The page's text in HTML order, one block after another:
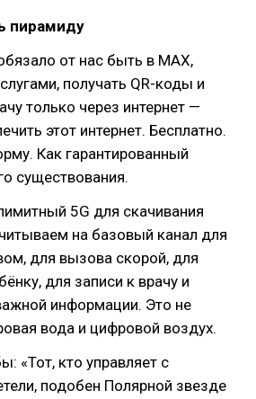
пирамиду
от нас быть в MAX,
получать QR-коды и
только через интернет —
этот интернет. Бесплатно.
Как гарантированный
существования.
5G для скачивания
на базовый канал для
для вызова скорой, для
для записи к врачу и
информации. Это не
вода и цифровой воздух.
«Тот, кто управляет с
подобен Полярной звезде